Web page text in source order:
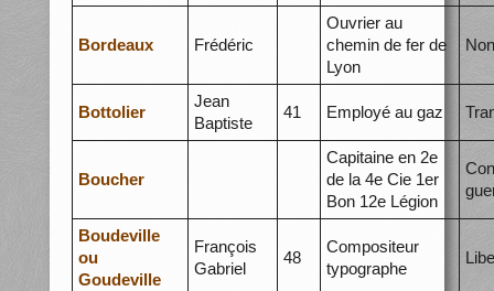
Bordeaux Frédéric
Ouvrier au
chemin de fer de
Lyon
Bottolier
Jean
Baptiste
41 Employé au gaz
Boucher
Capitaine en 2e
de la 4e Cie 1er
Bon 12e Légion
Boudeville
ou
Goudeville
François
Gabriel
48
Compositeur
typographe